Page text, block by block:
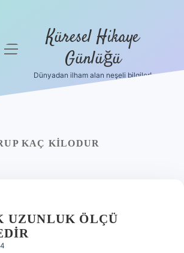
menüyü
Küresel Hikaye
Günlüğü
Dünyadan ilham alan neşeli bilgiler!
KAÇ KILODUR
UZUNLUK ÖLÇÜ